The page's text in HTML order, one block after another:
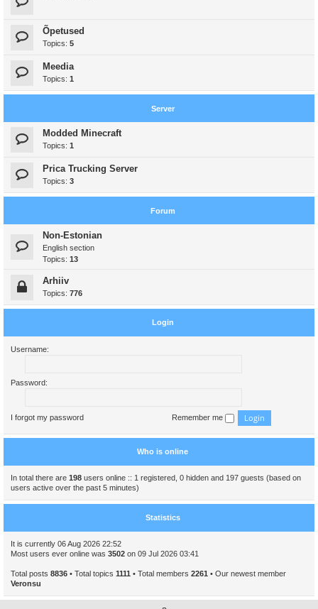
Õpetused
Topics: 5
Meedia
Topics: 1
Server
Modded Minecraft
Topics: 1
Prica Trucking Server
Topics: 3
Forum
Non-Estonian
English section
Topics: 13
Arhiiv
Topics: 776
Login
Username:
Password:
I forgot my password Remember me
Who is online
In total there are 198 users online :: 1 registered, 0 hidden and 197 guests (based on
users active over the past 5 minutes)
Statistics
It is currently 06 Aug 2026 22:52
Most users ever online was 3502 on 09 Jul 2026 03:41
Total posts 8836 • Total topics 1111 • Total members 2261 • Our newest member
Veronsu